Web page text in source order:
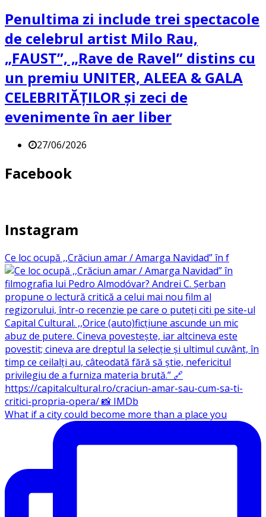
Penultima zi include trei spectacole
de celebrul artist Milo Rau,
„FAUST”, „Rave de Ravel” distins cu
un premiu UNITER, ALEEA & GALA
CELEBRITĂȚILOR și zeci de
evenimente în aer liber
27/06/2026
Facebook
Instagram
Ce loc ocupă ,,Crăciun amar / Amarga Navidad” în f
What if a city could become more than a place you